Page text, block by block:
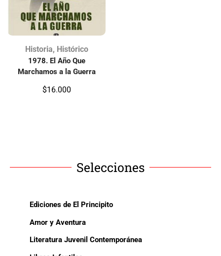
Historia, Histórico
1978. El Año Que
Marchamos a la Guerra
$16.000
Selecciones
Ediciones de El Principito
Amor y Aventura
Literatura Juvenil Contemporánea